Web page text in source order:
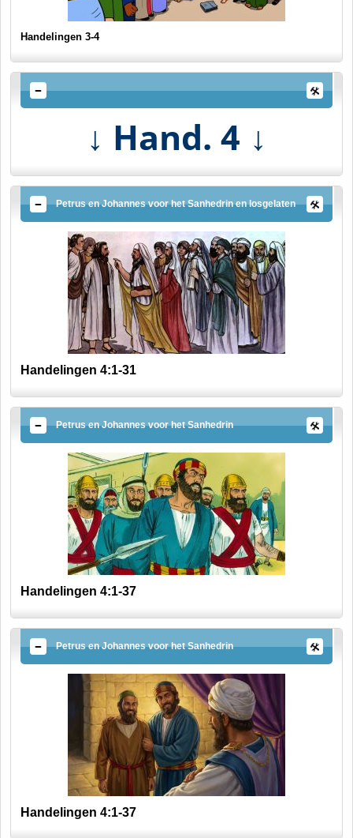
Handelingen 3-4
↓ Hand. 4 ↓
Petrus en Johannes voor het Sanhedrin en losgelaten
Handelingen 4:1-31
Petrus en Johannes voor het Sanhedrin
Handelingen 4:1-37
Petrus en Johannes voor het Sanhedrin
Handelingen 4:1-37